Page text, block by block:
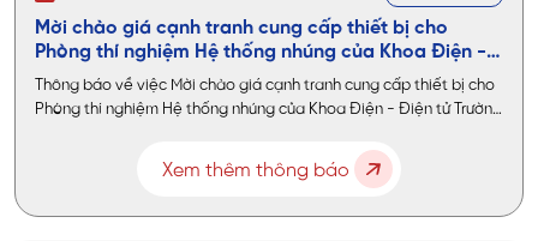
Mời chào giá cạnh tranh cung cấp thiết bị cho
Phòng thí nghiệm Hệ thống nhúng của Khoa Điện -
Điện tử
Thông báo về việc Mời chào giá cạnh tranh cung cấp thiết bị cho
Phòng thí nghiệm Hệ thống nhúng của Khoa Điện - Điện tử Trường
Xem thêm thông báo